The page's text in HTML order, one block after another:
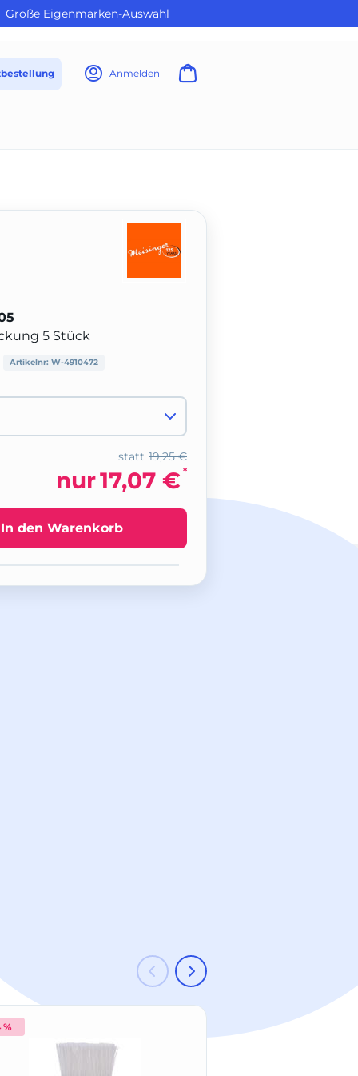
Große Eigenmarken-Auswahl
Anmelden
5 Stück
Artikelnr: W-4910472
19,25 €
statt
nur17,07 € *
In den Warenkorb
% -11 %